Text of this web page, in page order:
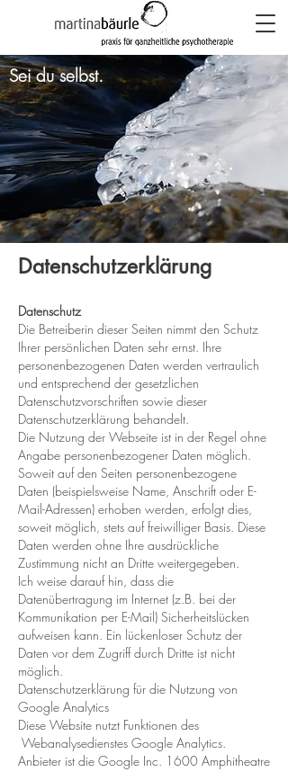
Sei du selbst.
Datenschutzerklärung
Datenschutz
Die Betreiberin dieser Seiten nimmt den Schutz
Ihrer persönlichen Daten sehr ernst. Ihre
personenbezogenen Daten werden vertraulich
und entsprechend der gesetzlichen
Datenschutzvorschriften sowie dieser
Datenschutzerklärung behandelt.
Die Nutzung der Webseite ist in der Regel ohne
Angabe personenbezogener Daten möglich.
Soweit auf den Seiten personenbezogene
Daten (beispielsweise Name, Anschrift oder E-
Mail-Adressen) erhoben werden, erfolgt dies,
soweit möglich, stets auf freiwilliger Basis. Diese
Daten werden ohne Ihre ausdrückliche
Zustimmung nicht an Dritte weitergegeben.
Ich weise darauf hin, dass die
Datenübertragung im Internet (z.B. bei der
Kommunikation per E-Mail) Sicherheitslücken
aufweisen kann. Ein lückenloser Schutz der
Daten vor dem Zugriff durch Dritte ist nicht
möglich.
Datenschutzerklärung für die Nutzung von
Google Analytics
Diese Website nutzt Funktionen des
Webanalysedienstes Google Analytics.
Anbieter ist die Google Inc. 1600 Amphitheatre